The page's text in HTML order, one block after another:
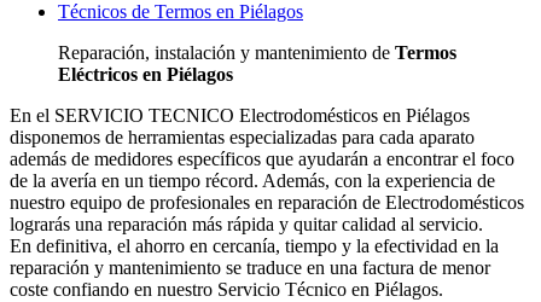
Técnicos de Termos en Piélagos
Reparación, instalación y mantenimiento de Termos
Eléctricos en Piélagos
En el SERVICIO TECNICO Electrodomésticos en Piélagos
disponemos de herramientas especializadas para cada aparato
además de medidores específicos que ayudarán a encontrar el foco
de la avería en un tiempo récord. Además, con la experiencia de
nuestro equipo de profesionales en reparación de Electrodomésticos
lograrás una reparación más rápida y quitar calidad al servicio.
En definitiva, el ahorro en cercanía, tiempo y la efectividad en la
reparación y mantenimiento se traduce en una factura de menor
coste confiando en nuestro Servicio Técnico en Piélagos.